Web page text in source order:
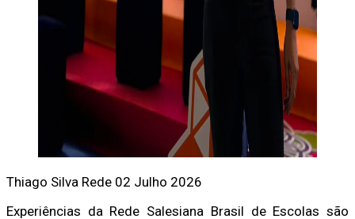
Thiago Silva Rede 02 Julho 2026
Experiências da Rede Salesiana Brasil de Escolas são